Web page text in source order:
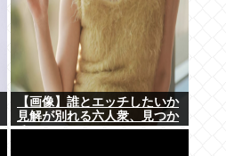
【画像】誰とエッチしたいか
見解が別れる六人衆、見つか
るwww